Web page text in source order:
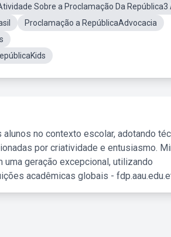
Sobre a Proclamação Da República3
Proclamação a RepúblicaAdvocacia
no contexto escolar, adotando
por criatividade e entusiasmo.
geração excepcional, utilizando
acadêmicas globais -